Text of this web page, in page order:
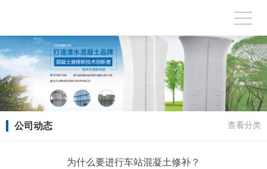
公司动态 查看分类
为什么要进行车站混凝土修补？